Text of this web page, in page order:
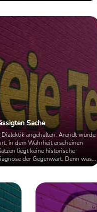
Sache
angehalten. Arendt würde
in dem Wahrheit erscheinen
liegt keine historische
der Gegenwart. Denn was
evidenzbasierte Politik oder
Stillstellung. Wahrheit
verwaltet; ...